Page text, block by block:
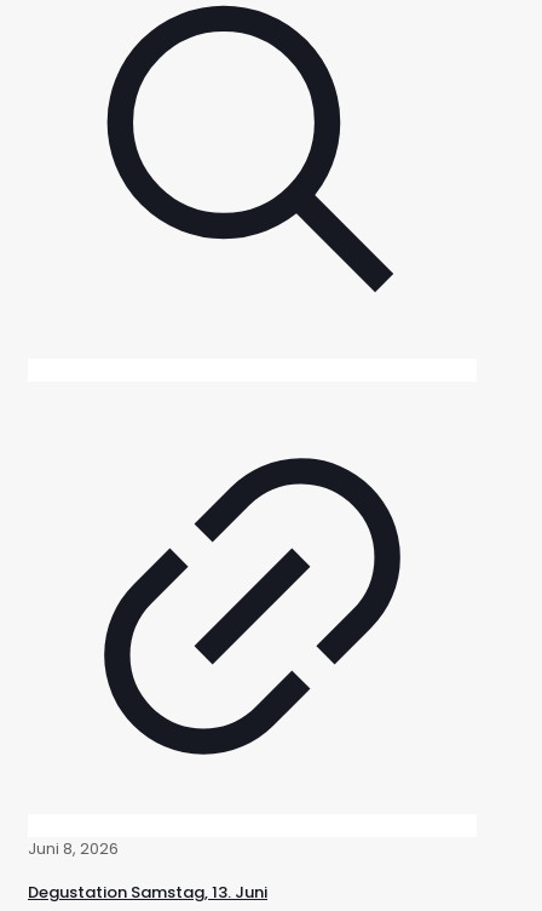
Juni 8, 2026
Degustation Samstag, 13. Juni